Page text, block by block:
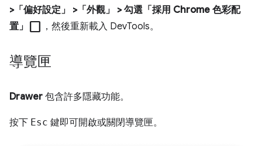
>「偏好設定」
>「外觀」
> 勾選「採用 Chrome 色彩配
置」 check_box_outline_blank ，然後重新載入 DevTools。
導覽匣
Drawer 包含許多隱藏功能。
按下 Esc 鍵即可開啟或關閉導覽匣。